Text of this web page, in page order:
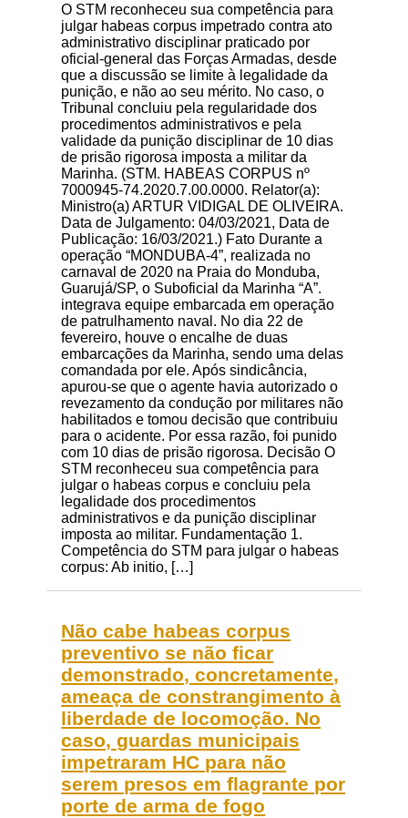
O STM reconheceu sua competência para
julgar habeas corpus impetrado contra ato
administrativo disciplinar praticado por
oficial-general das Forças Armadas, desde
que a discussão se limite à legalidade da
punição, e não ao seu mérito. No caso, o
Tribunal concluiu pela regularidade dos
procedimentos administrativos e pela
validade da punição disciplinar de 10 dias
de prisão rigorosa imposta a militar da
Marinha. (STM. HABEAS CORPUS nº
7000945-74.2020.7.00.0000. Relator(a):
Ministro(a) ARTUR VIDIGAL DE OLIVEIRA.
Data de Julgamento: 04/03/2021, Data de
Publicação: 16/03/2021.) Fato Durante a
operação “MONDUBA-4”, realizada no
carnaval de 2020 na Praia do Monduba,
Guarujá/SP, o Suboficial da Marinha “A”.
integrava equipe embarcada em operação
de patrulhamento naval. No dia 22 de
fevereiro, houve o encalhe de duas
embarcações da Marinha, sendo uma delas
comandada por ele. Após sindicância,
apurou-se que o agente havia autorizado o
revezamento da condução por militares não
habilitados e tomou decisão que contribuiu
para o acidente. Por essa razão, foi punido
com 10 dias de prisão rigorosa. Decisão O
STM reconheceu sua competência para
julgar o habeas corpus e concluiu pela
legalidade dos procedimentos
administrativos e da punição disciplinar
imposta ao militar. Fundamentação 1.
Competência do STM para julgar o habeas
corpus: Ab initio, […]
Não cabe habeas corpus
preventivo se não ficar
demonstrado, concretamente,
ameaça de constrangimento à
liberdade de locomoção. No
caso, guardas municipais
impetraram HC para não
serem presos em flagrante por
porte de arma de fogo